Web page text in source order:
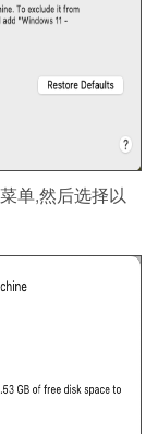
单,然后选择以